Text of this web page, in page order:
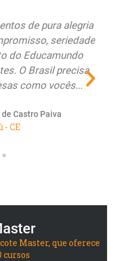
de pura alegria
seriedade
do Educamundo
O Brasil precisa
como vocês...
Castro Paiva
- CE
Master, que oferece
cursos